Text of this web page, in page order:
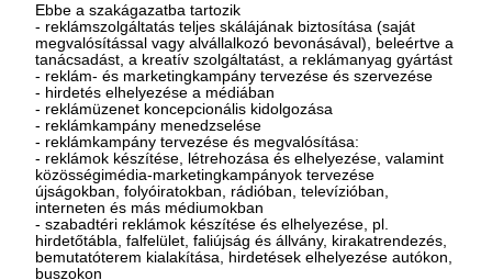
Ebbe a szakágazatba tartozik
- reklámszolgáltatás teljes skálájának biztosítása (saját
megvalósítással vagy alvállalkozó bevonásával), beleértve a
tanácsadást, a kreatív szolgáltatást, a reklámanyag gyártást
- reklám- és marketingkampány tervezése és szervezése
- hirdetés elhelyezése a médiában
- reklámüzenet koncepcionális kidolgozása
- reklámkampány menedzselése
- reklámkampány tervezése és megvalósítása:
- reklámok készítése, létrehozása és elhelyezése, valamint
közösségimédia-marketingkampányok tervezése
újságokban, folyóiratokban, rádióban, televízióban,
interneten és más médiumokban
- szabadtéri reklámok készítése és elhelyezése, pl.
hirdetőtábla, falfelület, faliújság és állvány, kirakatrendezés,
bemutatóterem kialakítása, hirdetések elhelyezése autókon,
buszokon